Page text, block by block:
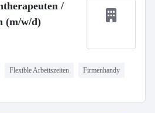
/
(m/w/d)
Flexible Arbeitszeiten Firmenhandy